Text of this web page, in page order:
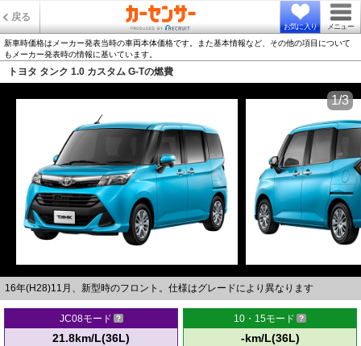
戻る
お気に入り メニュー
新車時価格はメーカー発表当時の車両本体価格です。また基本情報など、その他の項目について
もメーカー発表時の情報に基いています。
トヨタ タンク 1.0 カスタム G-Tの燃費
16年(H28)11月、新型時のフロント。仕様はグレードにより異なります
1/3
JC08モード
21.8km/L(36L)
10・15モード
-km/L(36L)